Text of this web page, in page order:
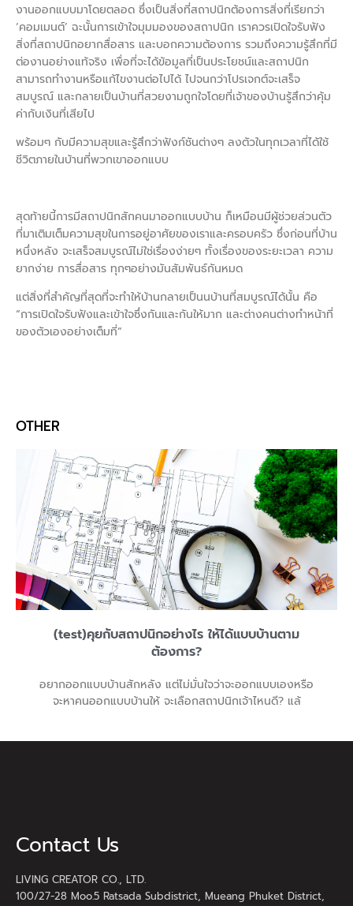
งานออกแบบมาโดยตลอด ซึ่งเป็นสิ่งที่สถาปนิกต้องการสิ่งที่เรียกว่า
‘คอมเมนต์’ ฉะนั้นการเข้าใจมุมมองของสถาปนิก เราควรเปิดใจรับฟัง
สิ่งที่สถาปนิกอยากสื่อสาร และบอกความต้องการ รวมถึงความรู้สึกที่มี
ต่องานอย่างแท้จริง เพื่อที่จะได้ข้อมูลที่เป็นประโยชน์และสถาปนิก
สามารถทำงานหรือแก้ไขงานต่อไปได้ ไปจนกว่าโปรเจกต์จะเสร็จ
สมบูรณ์ และกลายเป็นบ้านที่สวยงามถูกใจโดยที่เจ้าของบ้านรู้สึกว่าคุ้ม
ค่ากับเงินที่เสียไป
พร้อมๆ กับมีความสุขและรู้สึกว่าฟังก์ชันต่างๆ ลงตัวในทุกเวลาที่ได้ใช้
ชีวิตภายในบ้านที่พวกเขาออกแบบ
สุดท้ายนี้การมีสถาปนิกสักคนมาออกแบบบ้าน ก็เหมือนมีผู้ช่วยส่วนตัว
ที่มาเติมเต็มความสุขในการอยู่อาศัยของเราและครอบครัว ซึ่งก่อนที่บ้าน
หนึ่งหลัง จะเสร็จสมบูรณ์ไม่ใช่เรื่องง่ายๆ ทั้งเรื่องของระยะเวลา ความ
ยากง่าย การสื่อสาร ทุกๆอย่างมันสัมพันธ์กันหมด
แต่สิ่งที่สำคัญที่สุดที่จะทำให้บ้านกลายเป็นนบ้านที่สมบูรณ์ได้นั้น คือ
“การเปิดใจรับฟังและเข้าใจซึ่งกันและกันให้มาก และต่างคนต่างทำหน้าที่
ของตัวเองอย่างเต็มที่”
OTHER
(test)คุยกับสถาปนิกอย่างไร ให้ได้แบบบ้านตาม
ต้องการ?
อยากออกแบบบ้านสักหลัง แต่ไม่มั่นใจว่าจะออกแบบเองหรือ
จะหาคนออกแบบบ้านให้ จะเลือกสถาปนิกเจ้าไหนดี? แล้
Contact Us
LIVING CREATOR CO., LTD.
100/27-28 Moo.5 Ratsada Subdistrict, Mueang Phuket District,